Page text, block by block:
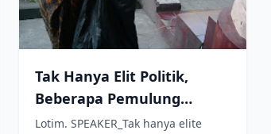
Tak Hanya Elit Politik,
Beberapa Pemulung
Memanfaatkan Moment
Lotim. SPEAKER_Tak hanya elite